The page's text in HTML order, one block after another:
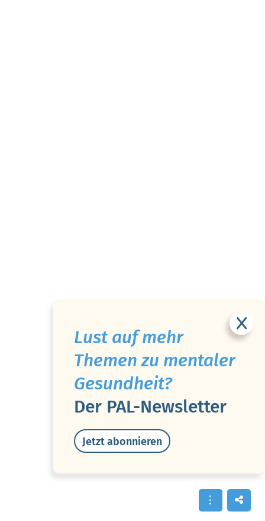
Lust auf mehr
Themen zu mentaler
Gesundheit?
Der PAL-Newsletter
Jetzt abonnieren